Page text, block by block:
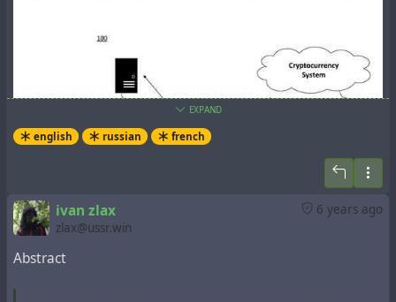
Applicants: MICROSOFT TECHNOLOGY LICENSING, LLC
EXPAND
english russian french
6 years ago
ivan zlax
zlax@ussr.win
Abstract